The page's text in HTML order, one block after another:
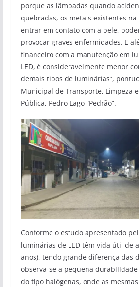
porque as lâmpadas quando
quebradas, os metais existentes na
entrar em contato com a pele,
provocar graves enfermidades. E
financeiro com a manutenção em
LED, é consideravelmente menor
demais tipos de luminárias”,
Municipal de Transporte, Limpeza
Pública, Pedro Lago “Pedrão”.
Conforme o estudo apresentado
luminárias de LED têm vida útil de
anos), tendo grande diferença das
observa-se a pequena
do tipo halógenas, onde as